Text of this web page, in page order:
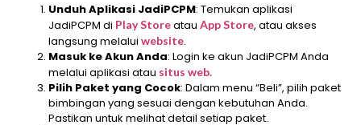
Unduh Aplikasi JadiPCPM: Temukan aplikasi
JadiPCPM di Play Storeatau App Store, atau akses
langsung melalui website.
Masuk ke Akun Anda: Login ke akun JadiPCPM Anda
melalui aplikasi atau situs web.
Pilih Paket yang Cocok: Dalam menu “Beli”, pilih paket
bimbingan yang sesuai dengan kebutuhan Anda.
Pastikan untuk melihat detail setiap paket.